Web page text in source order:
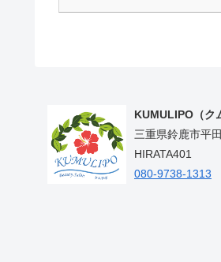
KUMULIPO（ク
三重県鈴鹿市平
HIRATA401
080-9738-1313